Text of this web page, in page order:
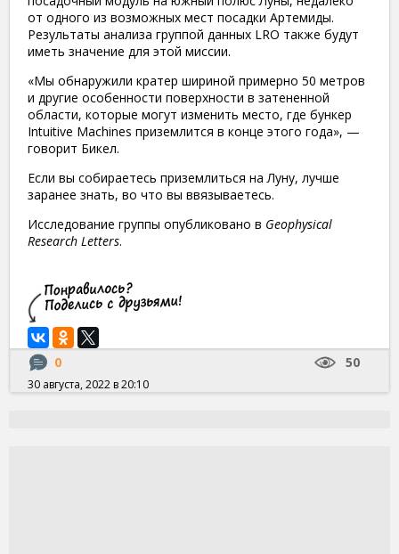
от одного из возможных мест посадки Артемиды.
Результаты анализа группой данных LRO также будут
иметь значение для этой миссии.
«Мы обнаружили кратер шириной примерно 50 метров
и другие особенности поверхности в затененной
области, которые могут изменить место, где бункер
Intuitive Machines приземлится в конце этого года», —
говорит Бикел.
Если вы собираетесь приземлиться на Луну, лучше
заранее знать, во что вы ввязываетесь.
Исследование группы опубликовано в Geophysical
Research Letters.
0 50
30 августа, 2022 в 20:10